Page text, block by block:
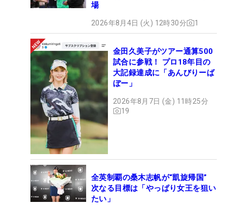
場
2026年8月4日 (火) 12時30分 1
金田久美子がツアー通算500
試合に参戦！ プロ18年目の
大記録達成に「あんびりーば
ぼー」
2026年8月7日 (金) 11時25分
19
全英制覇の桑木志帆が“凱旋帰国”
次なる目標は「やっぱり女王を狙い
たい」